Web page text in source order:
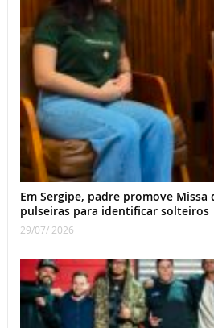
Em Sergipe, padre promove Missa
pulseiras para identificar solteiros
29/07/ 2026